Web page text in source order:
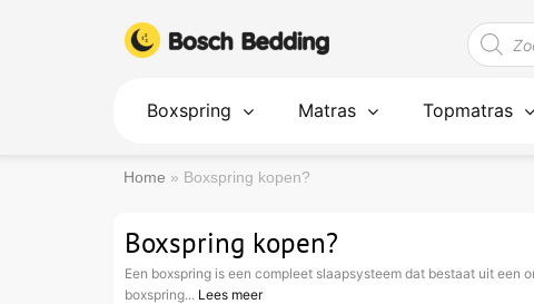
Producten
zoeken
Boxspring Matras Topmatras
Home » Boxspring kopen?
Boxspring kopen?
Een boxspring is een compleet slaapsysteem dat bestaat uit een
boxspring... Lees meer